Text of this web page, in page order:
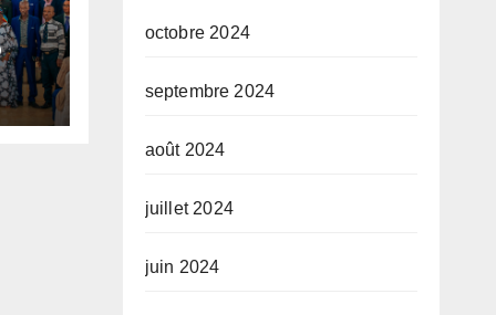
octobre 2024
septembre 2024
août 2024
juillet 2024
juin 2024